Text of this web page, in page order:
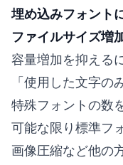
埋め込みフォント
ファイルサイズ増
容量増加を抑える
「使用した文字の
特殊フォントの数
可能な限り標準フ
画像圧縮など他の